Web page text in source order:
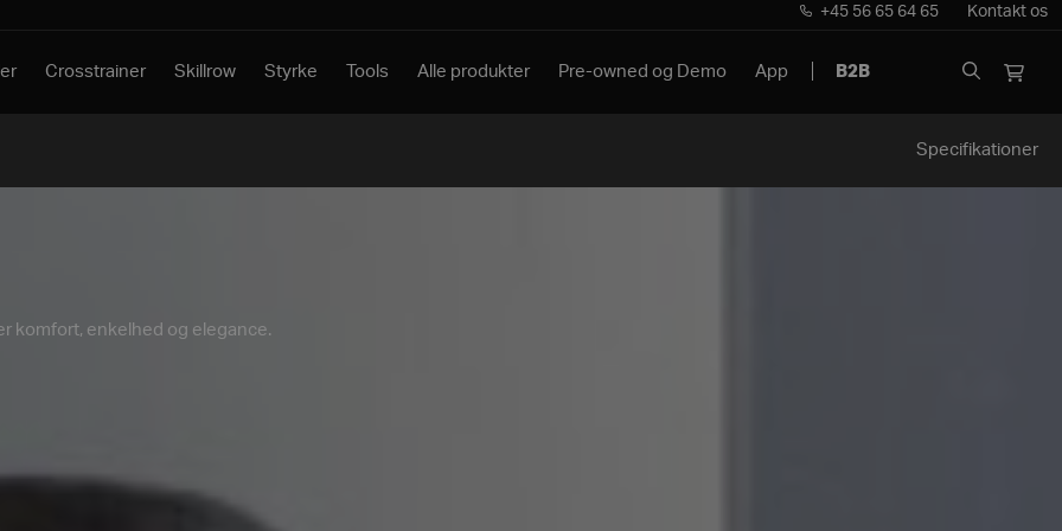
+45 56 65 64 65 Kontakt os
Crosstrainer Skillrow Styrke Tools Alle produkter Pre-owned og Demo App B2B
Specifikationer
komfort, enkelhed og elegance.